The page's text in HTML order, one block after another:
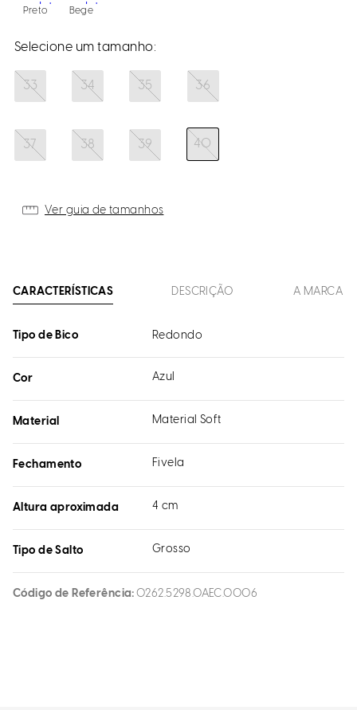
Preto Bege
33 34 35 36
37 38 39 40
Ver guia de tamanhos
CARACTERÍSTICAS DESCRIÇÃO A MARCA
Tipo de Bico Redondo
Cor Azul
Material Material Soft
Fechamento Fivela
Altura aproximada 4 cm
Tipo de Salto Grosso
Código de Referência 0262.5298.0AEC.0006